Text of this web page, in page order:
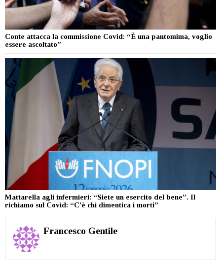
Conte attacca la commissione Covid: “È una pantomima, voglio
essere ascoltato”
Mattarella agli infermieri: “Siete un esercito del bene”. Il
richiamo sul Covid: “C’è chi dimentica i morti”
Francesco Gentile